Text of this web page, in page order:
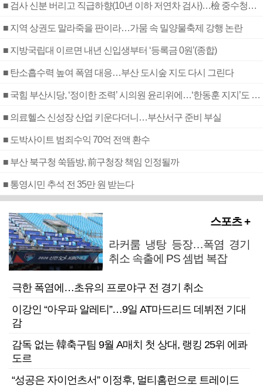
■ 검사 신분 버리고 직급하향(10년 이하 저연차 검사)…檢 중수청행 기피
■ 지역 상권도 말라죽을 판이라…가뭄 속 밀양물축제 강행 논란
■ 지방국립대 이르면 내년 신입생부터 ‘등록금 0원’(종합)
■ 탄소흡수력 높여 폭염 대응…부산 도시숲 지도 다시 그린다
■ 국힘 부산시당, ‘정이한 조력’ 시의원 윤리위에…‘한동훈 지지’도 신고접수
■ 의료헬스 신성장 산업 키운다더니…부산서구 준비 부실
■ 도박사이트 범죄수익 70억 전액 환수
■ 부산 북구청 쑥뜸방, 前구청장 책임 인정될까
■ 통영시민 추석 전 35만 원 받는다
스포츠 +
라커룸 냉탕 등장…폭염 경기
취소 속출에 PS 셈법 복잡
극한 폭염에…초유의 프로야구 전 경기 취소
이강인 “아우파 알레티”…9일 AT마드리드 데뷔전 기대
감
감독 없는 韓축구팀 9월 A매치 첫 상대, 랭킹 25위 에콰
도르
“성공은 자이언츠서” 이정후, 멀티홈런으로 트레이드